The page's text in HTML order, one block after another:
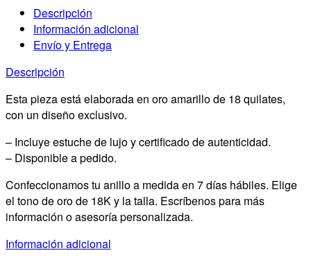
Descripción
Información adicional
Envío y Entrega
Descripción
Esta pieza está elaborada en oro amarillo de 18 quilates,
con un diseño exclusivo.
– Incluye estuche de lujo y certificado de autenticidad.
– Disponible a pedido.
Confeccionamos tu anillo a medida en 7 días hábiles. Elige
el tono de oro de 18K y la talla. Escríbenos para más
información o asesoría personalizada.
Información adicional